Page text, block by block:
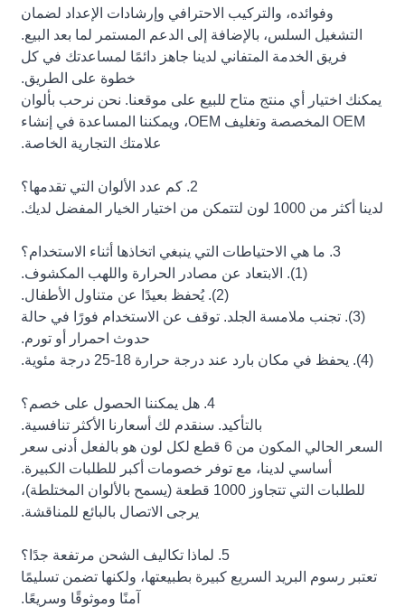
وفوائده، والتركيب الاحترافي وإرشادات الإعداد لضمان
التشغيل السلس، بالإضافة إلى الدعم المستمر لما بعد البيع.
فريق الخدمة المتفاني لدينا جاهز دائمًا لمساعدتك في كل
خطوة على الطريق.
يمكنك اختيار أي منتج متاح للبيع على موقعنا. نحن نرحب بألوان
OEM المخصصة وتغليف OEM، ويمكننا المساعدة في إنشاء
علامتك التجارية الخاصة.
2. كم عدد الألوان التي تقدمها؟
لدينا أكثر من 1000 لون لتتمكن من اختيار الخيار المفضل لديك.
3. ما هي الاحتياطات التي ينبغي اتخاذها أثناء الاستخدام؟
(1). الابتعاد عن مصادر الحرارة واللهب المكشوف.
(2). يُحفظ بعيدًا عن متناول الأطفال.
(3). تجنب ملامسة الجلد. توقف عن الاستخدام فورًا في حالة
حدوث احمرار أو تورم.
(4). يحفظ في مكان بارد عند درجة حرارة 18-25 درجة مئوية.
4. هل يمكننا الحصول على خصم؟
بالتأكيد. سنقدم لك أسعارنا الأكثر تنافسية.
السعر الحالي المكون من 6 قطع لكل لون هو بالفعل أدنى سعر
أساسي لدينا، مع توفر خصومات أكبر للطلبات الكبيرة.
للطلبات التي تتجاوز 1000 قطعة (يسمح بالألوان المختلطة)،
يرجى الاتصال بالبائع للمناقشة.
5. لماذا تكاليف الشحن مرتفعة جدًا؟
تعتبر رسوم البريد السريع كبيرة بطبيعتها، ولكنها تضمن تسليمًا
آمنًا وموثوقًا وسريعًا.